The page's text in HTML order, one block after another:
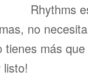
Rhythms
no
más